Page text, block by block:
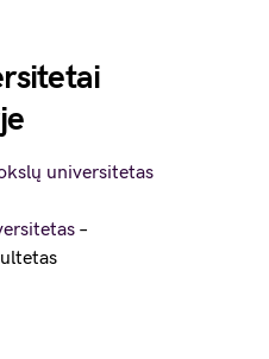
universitetas
–